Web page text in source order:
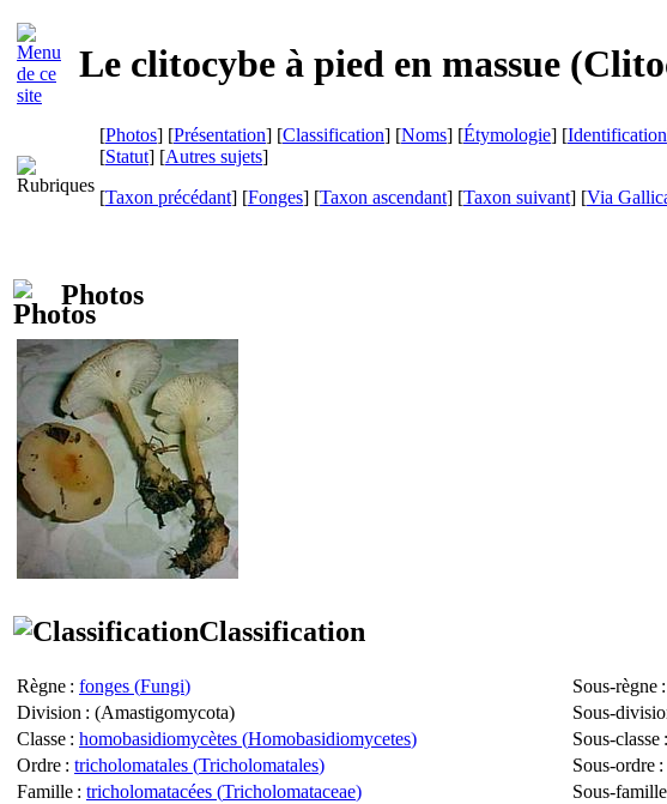
Le clitocybe à pied en massue (
[Photos] [Présentation] [Classification] [Noms] [Étymologie] [Identification
[Statut] [Autres sujets]
[Taxon précédant] [Fonges] [Taxon ascendant] [Taxon suivant] [Via
Photos
Classification
Règne : fonges (Fungi) Sous-règne :
Division : (Amastigomycota) Sous-
Classe : homobasidiomycètes (Homobasidiomycetes) Sous-classe :
Ordre : tricholomatales (Tricholomatales) Sous-ordre :
Famille : tricholomatacées (Tricholomataceae) Sous-famille